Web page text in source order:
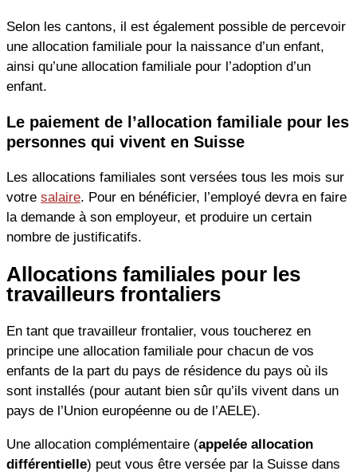
Selon les cantons, il est également possible de percevoir
une allocation familiale pour la naissance d’un enfant,
ainsi qu’une allocation familiale pour l’adoption d’un
enfant.
Le paiement de l’allocation familiale pour les
personnes qui vivent en Suisse
Les allocations familiales sont versées tous les mois sur
votre salaire. Pour en bénéficier, l’employé devra en faire
la demande à son employeur, et produire un certain
nombre de justificatifs.
Allocations familiales pour les
travailleurs frontaliers
En tant que travailleur frontalier, vous toucherez en
principe une allocation familiale pour chacun de vos
enfants de la part du pays de résidence du pays où ils
sont installés (pour autant bien sûr qu’ils vivent dans un
pays de l’Union européenne ou de l’AELE).
Une allocation complémentaire (appelée allocation
différentielle) peut vous être versée par la Suisse dans